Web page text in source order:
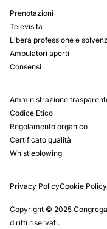
Prenotazioni
Televisita
Libera professione e
Ambulatori aperti
Consensi
Amministrazione
Codice Etico
Regolamento organico
Certificato qualità
Whistleblowing
Privacy PolicyCookie Policy
Copyright © 2025
diritti riservati.